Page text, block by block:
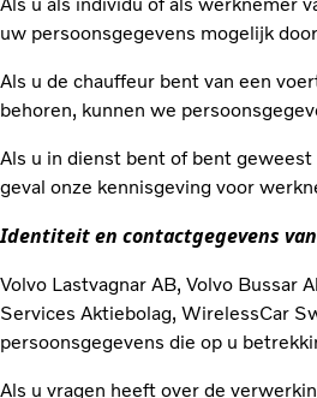
Als u als individu of als werknemer
uw persoonsgegevens mogelijk
Als u de chauffeur bent van een
behoren, kunnen we
Als u in dienst bent of bent
geval onze kennisgeving voor
Identiteit en contactgegevens
Volvo Lastvagnar AB, Volvo Bussar
Services Aktiebolag, WirelessCar
persoonsgegevens die op u
Als u vragen heeft over de